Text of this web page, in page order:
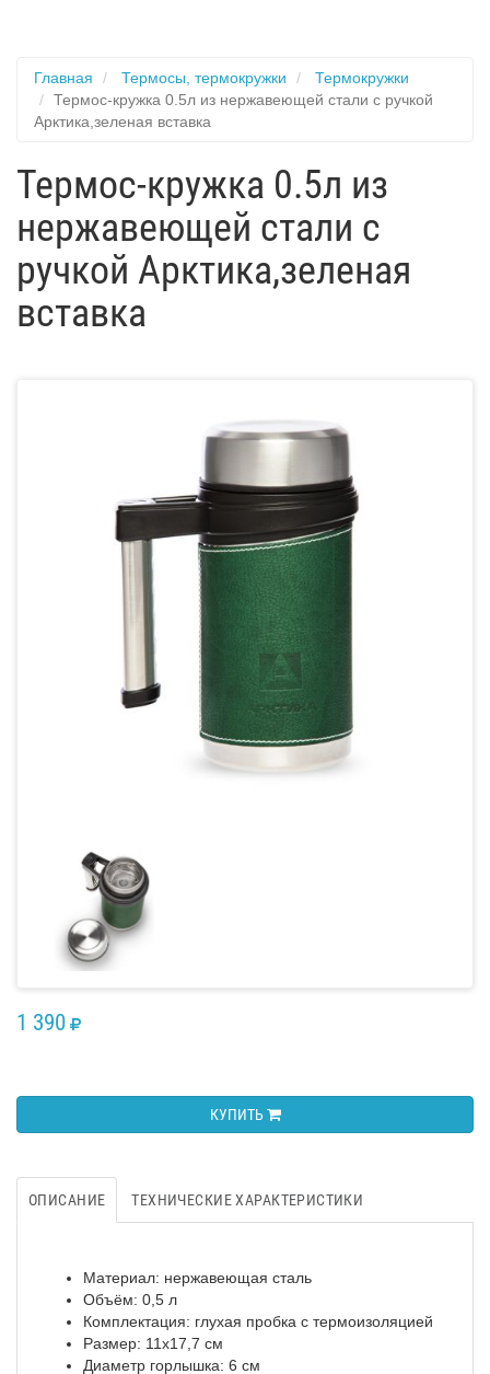
Главная Термосы, термокружки
Термокружки
Термос-кружка 0.5л из нержавеющей стали с ручкой
Арктика,зеленая вставка
Термос-кружка 0.5л из
нержавеющей стали с
ручкой Арктика,зеленая
вставка
1 390 RUB
КУПИТЬ
ОПИСАНИЕ ТЕХНИЧЕСКИЕ ХАРАКТЕРИСТИКИ
Материал: нержавеющая сталь
Объём: 0,5 л
Комплектация: глухая пробка с термоизоляцией
Размер: 11х17,7 см
Диаметр горлышка: 6 см